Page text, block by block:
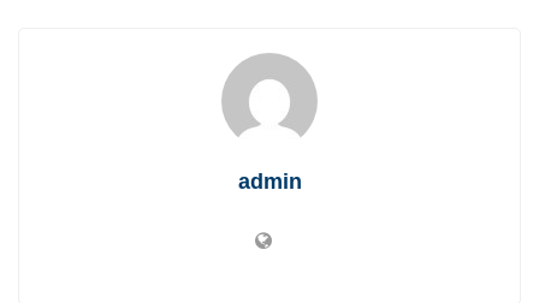
admin